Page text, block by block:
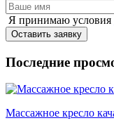
Я принимаю условия
Оставить заявку
Последние
Массажное кресло